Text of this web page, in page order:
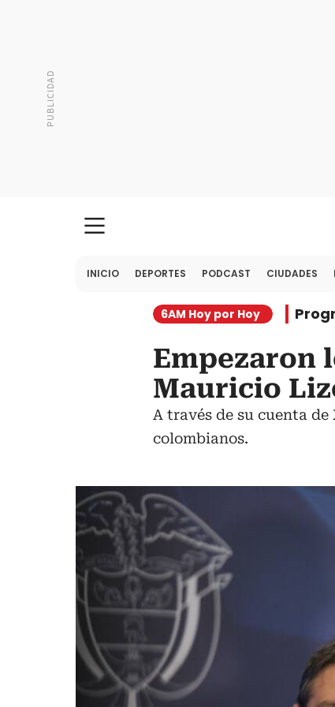
INICIO DEPORTES PODCAST CIUDADES
6AM Hoy por Hoy
Empezaron
Mauricio
A través de su cuenta
colombianos.